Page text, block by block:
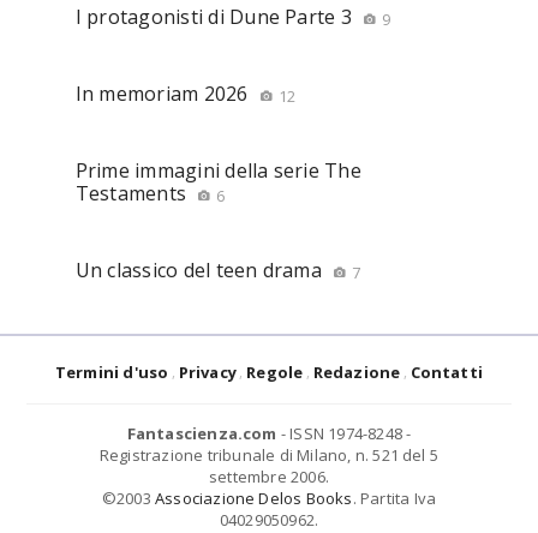
I protagonisti di Dune Parte 3 9
In memoriam 2026 12
Prime immagini della serie The
Testaments
6
Un classico del teen drama 7
Termini d'uso Privacy Regole Redazione Contatti
Fantascienza.com - ISSN 1974-8248 -
Registrazione tribunale di Milano, n. 521 del 5
settembre 2006.
©2003 Associazione Delos Books. Partita Iva
04029050962.